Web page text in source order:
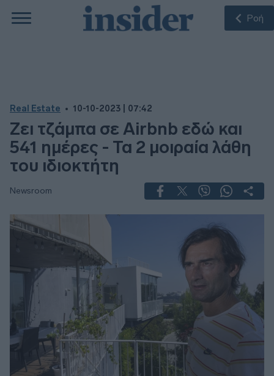
Ροή
Real Estate 10-10-2023 | 07:42
Ζει τζάμπα σε Airbnb εδώ και
541 ημέρες - Τα 2 μοιραία λάθη
του ιδιοκτήτη
Newsroom